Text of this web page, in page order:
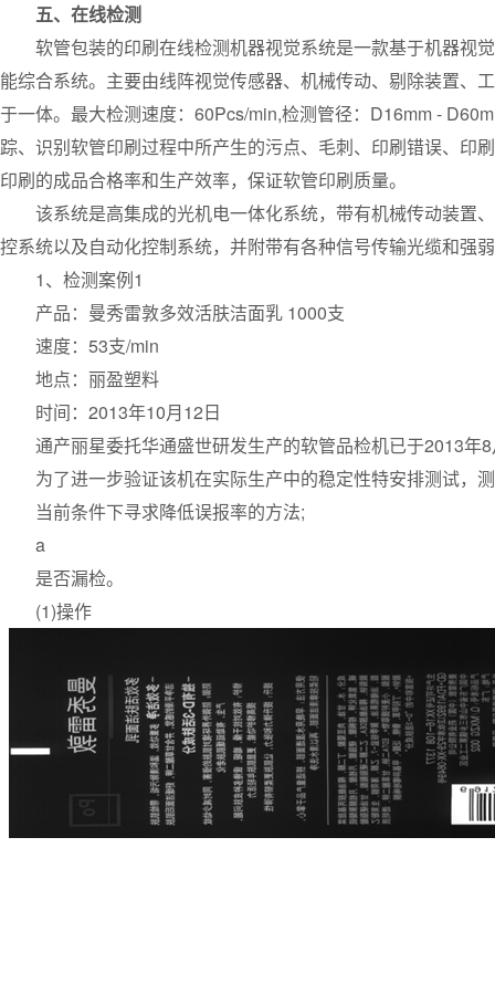
五、在线检测
软管包装的印刷在线检测机器视觉系统是一款基于机器视
能综合系统。主要由线阵视觉传感器、机械传动、剔除装置、
于一体。最大检测速度：60Pcs/min,检测管径：D16mm -
踪、识别软管印刷过程中所产生的污点、毛刺、印刷错误、印
印刷的成品合格率和生产效率，保证软管印刷质量。
该系统是高集成的光机电一体化系统，带有机械传动装置
控系统以及自动化控制系统，并附带有各种信号传输光缆和强
1、检测案例1
产品：曼秀雷敦多效活肤洁面乳 1000支
速度：53支/min
地点：丽盈塑料
时间：2013年10月12日
通产丽星委托华通盛世研发生产的软管品检机已于2013年8
为了进一步验证该机在实际生产中的稳定性特安排测试，
当前条件下寻求降低误报率的方法;
a
是否漏检。
(1)操作